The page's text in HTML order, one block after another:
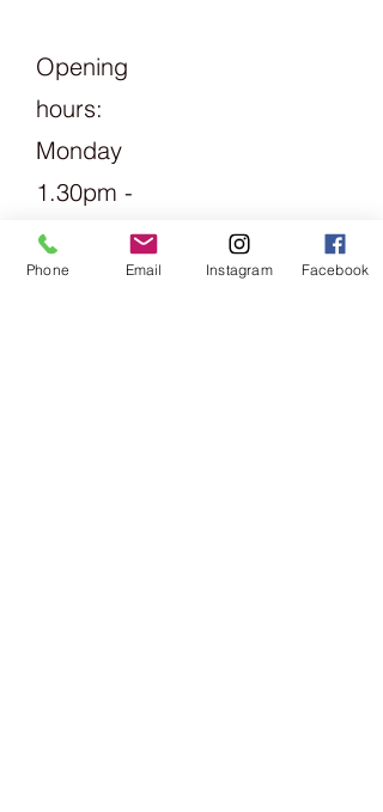
Opening
hours:
Monday
1.30pm -
6pm
Tuesday
Phone Email Instagram Facebook